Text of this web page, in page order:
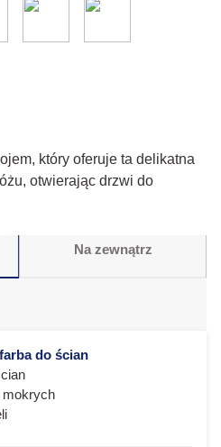
który oferuje ta delikatna
otwierając drzwi do
Na zewnątrz
do ścian
mokrych